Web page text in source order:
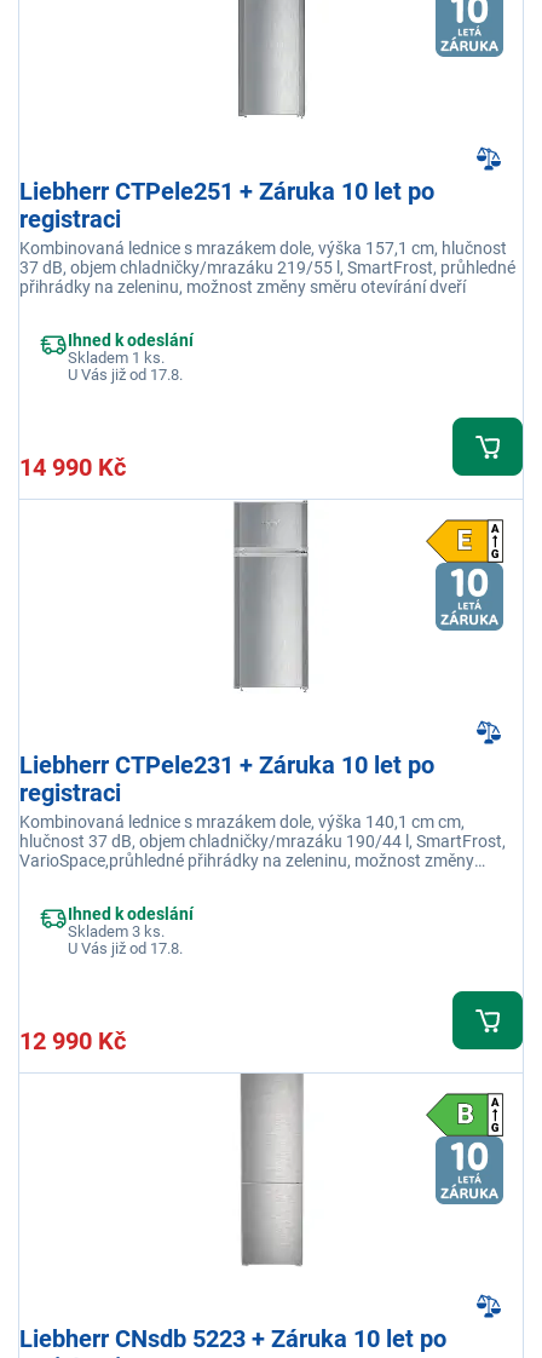
Liebherr CTPele251 + Záruka 10 let po
registraci
Kombinovaná lednice s mrazákem dole, výška 157,1 cm, hlučnost
37 dB, objem chladničky/mrazáku 219/55 l, SmartFrost, průhledné
přihrádky na zeleninu, možnost změny směru otevírání dveří
Ihned k odeslání
Skladem 1 ks.
U Vás již od 17.8.
14 990 Kč
Liebherr CTPele231 + Záruka 10 let po
registraci
Kombinovaná lednice s mrazákem dole, výška 140,1 cm cm,
hlučnost 37 dB, objem chladničky/mrazáku 190/44 l, SmartFrost,
VarioSpace,průhledné přihrádky na zeleninu, možnost změny
Ihned k odeslání
Skladem 3 ks.
U Vás již od 17.8.
12 990 Kč
Liebherr CNsdb 5223 + Záruka 10 let po